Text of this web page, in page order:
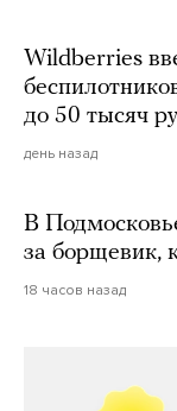
Wildberries
до 50 тысяч
день назад
В
за
18 часов назад